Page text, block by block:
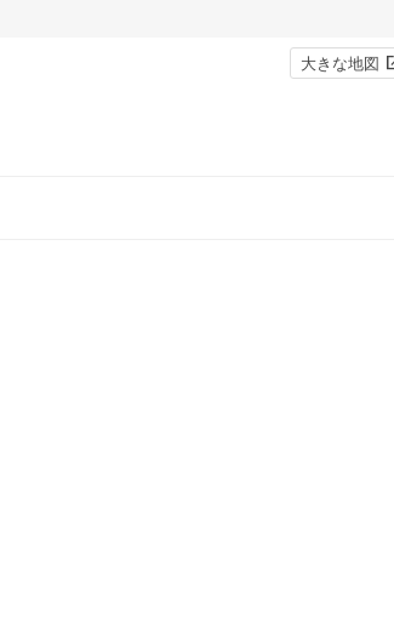
大きな地図